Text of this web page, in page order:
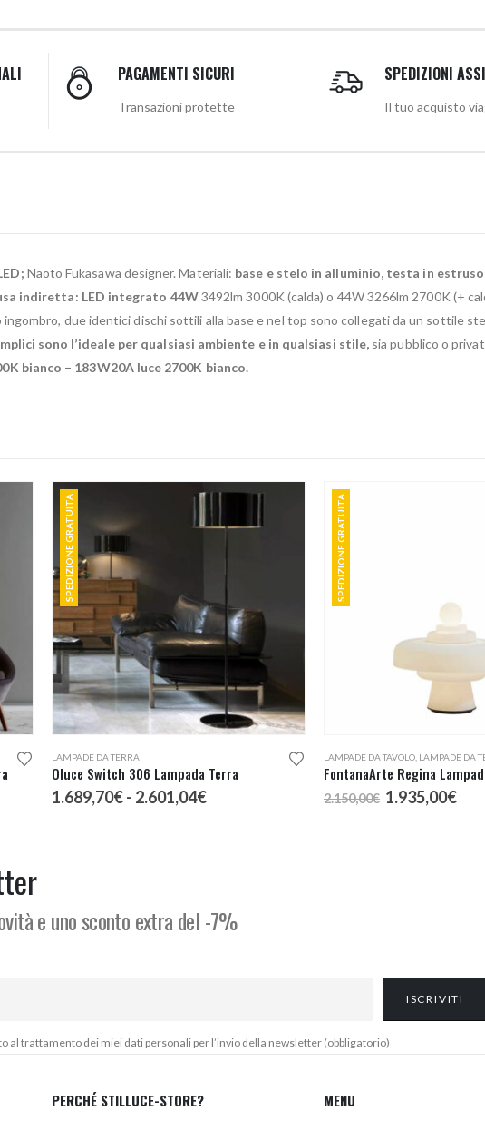
PAGAMENTI SICURI
Transazioni protette
SPEDIZIONI
Il tuo acquisto
Naoto Fukasawa designer. Materiali: base e stelo in alluminio, testa in
indiretta: LED integrato 44W3492lm 3000K (calda) o 44W 3266lm 2700K (+
ingombro, due identici dischi sottili alla base e nel top sono collegati da un sottile
sono l’ideale per qualsiasi ambiente e in qualsiasi stile, sia pubblico o
bianco – 183W20A luce 2700K bianco.
SPEDIZIONE GRATUITA
Questo prodotto ha più varianti. Le opzioni possono essere scelte nella pagina del prodotto
LAMPADE DA TERRA
Oluce Switch 306 Lampada Terra
1.689,70€- 2.601,04€Fascia
SPEDIZIONE GRATUITA
LAMPADE DA TAVOLO LAMPADE DA
FontanaArte Regina
2.150,00€ Il
prezzo
1.935,00€Il
e uno sconto extra del -7%
al trattamento dei miei dati personali per l’invio della newsletter (obbligatorio)
PERCHÉ STILLUCE-STORE? MENU